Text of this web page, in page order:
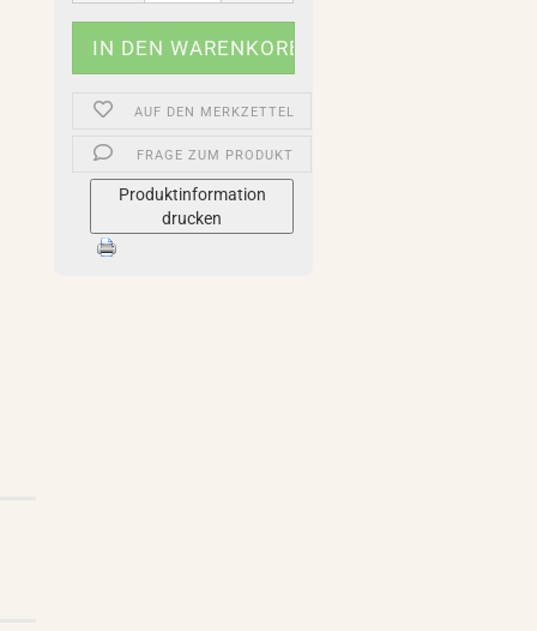
AUF DEN MERKZETTEL
FRAGE ZUM PRODUKT
Produktinformation
drucken